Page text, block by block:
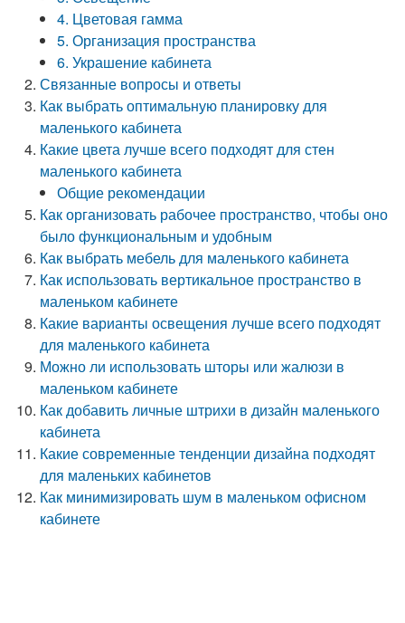
4. Цветовая гамма
5. Организация пространства
6. Украшение кабинета
Связанные вопросы и ответы
Как выбрать оптимальную планировку для
маленького кабинета
Какие цвета лучше всего подходят для стен
маленького кабинета
Общие рекомендации
Как организовать рабочее пространство, чтобы оно
было функциональным и удобным
Как выбрать мебель для маленького кабинета
Как использовать вертикальное пространство в
маленьком кабинете
Какие варианты освещения лучше всего подходят
для маленького кабинета
Можно ли использовать шторы или жалюзи в
маленьком кабинете
Как добавить личные штрихи в дизайн маленького
кабинета
Какие современные тенденции дизайна подходят
для маленьких кабинетов
Как минимизировать шум в маленьком офисном
кабинете